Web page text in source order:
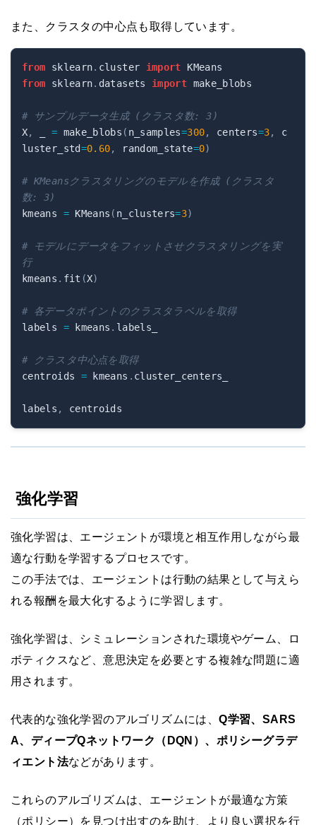
また、クラスタの中心点も取得しています。
from sklearn. cluster import
from sklearn. datasets import make_blobs
# サンプルデータ生成 (クラスタ数: 3)
X, = make_blobs ( n_samples=300, centers=3,
c
luster_std=0.60, random_state=0)
# KMeansクラスタリングのモデルを作成 (クラスタ
数: 3)
kmeans = KMeans ( n_clusters=3)
# モデルにデータをフィットさせクラスタリングを実
行
kmeans . fit (X)
# 各データポイントのクラスタラベルを取得
labels = kmeans . labels_
# クラスタ中心点を取得
centroids = kmeans . cluster_centers_
labels ,
強化学習
強化学習は、エージェントが環境と相互作用しながら最
適な行動を学習するプロセスです。
この手法では、エージェントは行動の結果として与えら
れる報酬を最大化するように学習します。
強化学習は、シミュレーションされた環境やゲーム、ロ
ボティクスなど、意思決定を必要とする複雑な問題に適
用されます。
代表的な強化学習のアルゴリズムには、Q学習、SARS
A、ディープQネットワーク（DQN）、ポリシーグラデ
ィエント法などがあります。
これらのアルゴリズムは、エージェントが最適な方策
（ポリシー）を見つけ出すのを助け、より良い選択を行